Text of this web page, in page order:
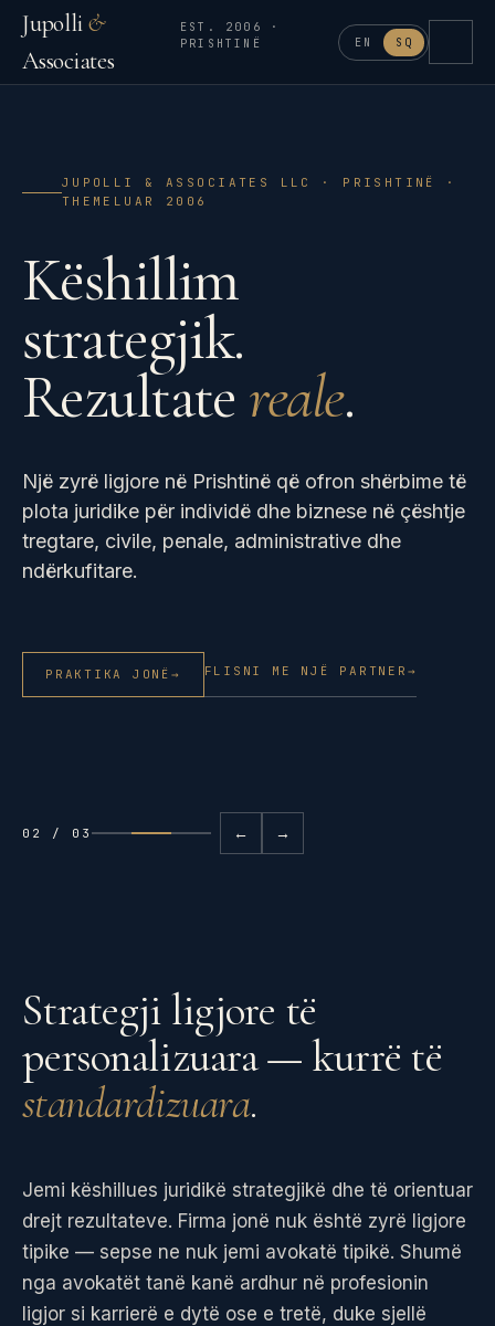
Jupolli&
Associates
EST. 2006 ·
PRISHTINË
EN SQ
JUPOLLI & ASSOCIATES LLC · PRISHTINË ·
THEMELUAR 2006
Këshillim
strategjik.
Rezultate reale.
Një zyrë ligjore në Prishtinë që ofron shërbime të
plota juridike për individë dhe biznese në çështje
tregtare, civile, penale, administrative dhe
ndërkufitare.
PRAKTIKA JONË → FLISNI ME NJË PARTNER →
02 / 03 ← →
Strategji ligjore të
personalizuara — kurrë të
standardizuara.
Jemi këshillues juridikë strategjikë dhe të orientuar
drejt rezultateve. Firma jonë nuk është zyrë ligjore
tipike — sepse ne nuk jemi avokatë tipikë. Shumë
nga avokatët tanë kanë ardhur në profesionin
ligjor si karrierë e dytë ose e tretë, duke sjellë